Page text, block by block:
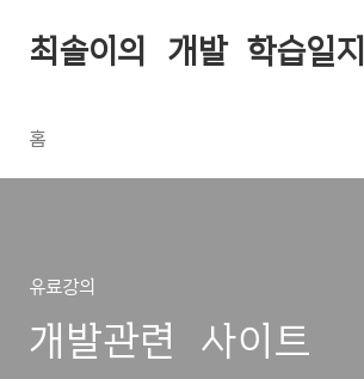
최솔이의 개발 학습일지
홈
유료강의
개발관련 사이트